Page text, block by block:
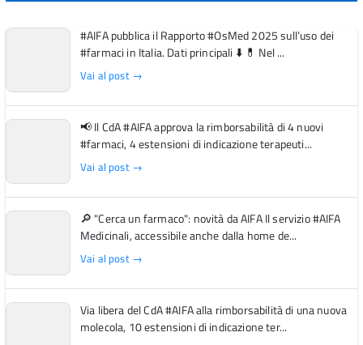
#AIFA pubblica il Rapporto #OsMed 2025 sull’uso dei
#farmaci in Italia. Dati principali ⬇️ 💊 Nel ...
Vai al post →
📢 Il CdA #AIFA approva la rimborsabilità di 4 nuovi
#farmaci, 4 estensioni di indicazione terapeuti...
Vai al post →
🔎 "Cerca un farmaco": novità da AIFA Il servizio #AIFA
Medicinali, accessibile anche dalla home de...
Vai al post →
Via libera del CdA #AIFA alla rimborsabilità di una nuova
molecola, 10 estensioni di indicazione ter...